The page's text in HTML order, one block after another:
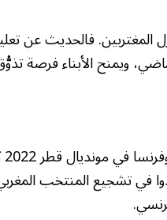
المغتربين. فالحديث عن
ويمنح الأبناء فرصة
كرة
في تشجيع المنتخب